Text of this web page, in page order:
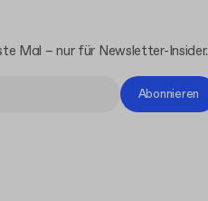
Mal – nur für Newsletter-Insider.
Abonnieren